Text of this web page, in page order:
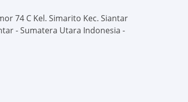
74 C Kel. Simarito Kec. Siantar
- Sumatera Utara Indonesia -